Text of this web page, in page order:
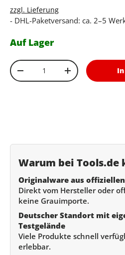
zzgl. Lieferung
- DHL-Paketversand: ca. 2–5
Auf Lager
Anzahl
Menge verringernMenge erhöhen
Warum bei Tools.de
Originalware aus
Direkt vom Hersteller oder
keine Grauimporte.
Deutscher Standort mit
Testgelände
Viele Produkte schnell
erlebbar.